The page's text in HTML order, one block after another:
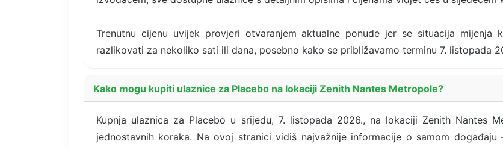
Trenutnu cijenu uvijek provjeri otvaranjem aktualne ponude jer se situacija
razlikovati za nekoliko sati ili dana, posebno kako se približavamo terminu 7. listopada
Kako mogu kupiti ulaznice za Placebo na lokaciji Zenith Nantes Metropole?
Kupnja ulaznica za Placebo u srijedu, 7. listopada 2026., na lokaciji Zenith Nantes
jednostavnih koraka. Na ovoj stranici vidiš najvažnije informacije o samom